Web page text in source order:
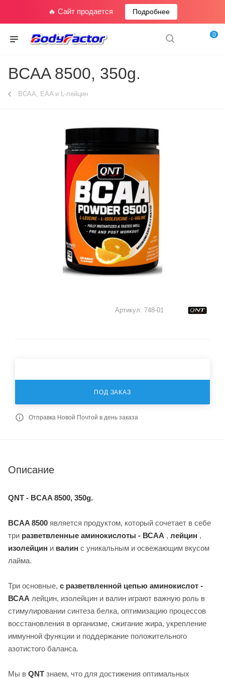
🔥 Сайт продается Подробнее
0
BCAA 8500, 350g.
BCAA, EAA и L-лейцин
Артикул: 748-01
ПОД ЗАКАЗ
Отправка Новой Почтой в день заказа
Описание
QNT - BCAA 8500, 350g.
BCAA 8500 является продуктом, который сочетает в себе
три разветвленные аминокислоты - ВСАА , лейцин ,
изолейцин и валин с уникальным и освежающим вкусом
лайма.
Три основные, с разветвленной цепью аминокислот -
ВСАА лейцин, изолейцин и валин играют важную роль в
стимулировании синтеза белка, оптимизацию процессов
восстановления в организме, сжигание жира, укрепление
иммунной функции и поддержание положительного
азотистого баланса.
Мы в QNT знаем, что для достижения оптимальных